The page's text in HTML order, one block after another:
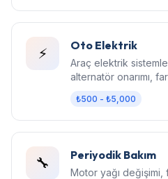
⚡ Oto Elektrik
Araç elektrik
alternatör onarımı,
₺500 - ₺5,000
🔧 Periyodik Bakım
Motor yağı